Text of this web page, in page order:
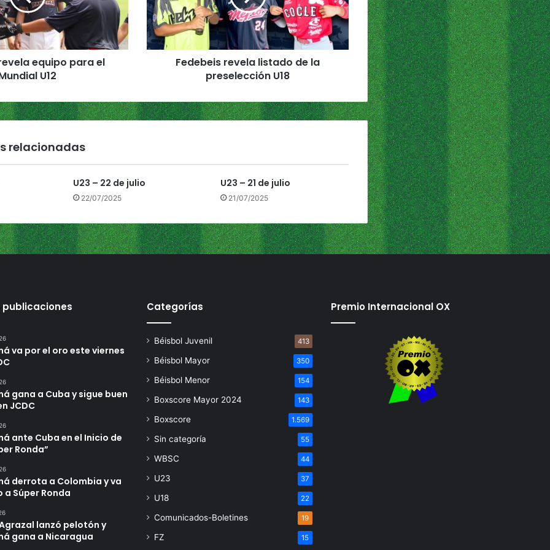
equipo para el
U12
e
i
s
r
l
a
t
e
l
a
s
e
c
i
ó
U
1
Fedebeis revela listado de la
preselección U18
relacionadas
U23 – 22 de julio
22/07/2025
U23 – 21 de julio
21/07/2025
publicaciones
va por el oro este viernes
gana a Cuba y sigue buen
JCDC
ante Cuba en el Inicio de
Ronda”
derrota a Colombia y va
a Súper Ronda
lanzó pelotón y
gana a Nicaragua
Categorías
Béisbol Juvenil 413
Béisbol Mayor 350
Béisbol Menor 154
Boxscore Mayor 2024 143
Boxscore 1.569
Sin categoría 55
WBSC 44
U23 37
U18 22
Comunicados-Boletines 19
FZ 15
Premio Internacional OX